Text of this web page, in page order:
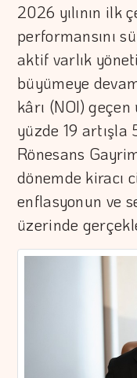
2026 yılının ilk
performansını
aktif varlık
büyümeye
kârı (NOI) geçen
yüzde 19
Rönesans
dönemde kiracı
enflasyonun ve
üzerinde